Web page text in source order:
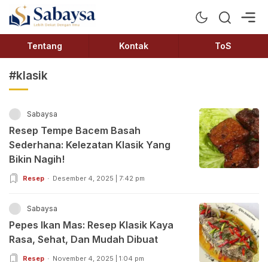
Sabaysa
Lebih Dekat Dengan Ilmu
Tentang Kontak ToS
#klasik
Sabaysa
Resep Tempe Bacem Basah
Sederhana: Kelezatan Klasik Yang
Bikin Nagih!
Resep Desember 4, 2025 | 7:42 pm
Sabaysa
Pepes Ikan Mas: Resep Klasik Kaya
Rasa, Sehat, Dan Mudah Dibuat
Resep November 4, 2025 | 1:04 pm